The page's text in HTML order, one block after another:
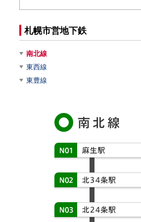
札幌市営地下鉄
南北線
東西線
東豊線